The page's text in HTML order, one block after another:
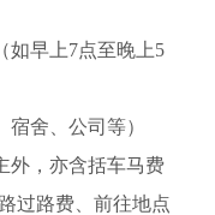
早上7点至晚上5
舍、公司等）
外，亦含括车马费
过路费、前往地点